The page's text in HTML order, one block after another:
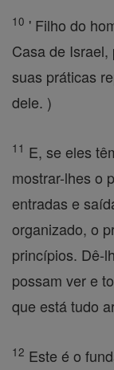
10 ' Filho do
Casa de
suas práticas
dele. )
11 E, se eles
mostrar-lhes o
entradas e
organizado, o
princípios. Dê-
possam ver e
que está tudo
12 Este é o